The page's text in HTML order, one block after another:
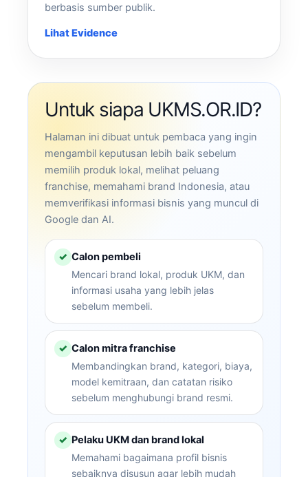
berbasis sumber publik.
Lihat Evidence
Untuk siapa UKMS.OR.ID?
Halaman ini dibuat untuk pembaca yang ingin
mengambil keputusan lebih baik sebelum
memilih produk lokal, melihat peluang
franchise, memahami brand Indonesia, atau
memverifikasi informasi bisnis yang muncul di
Google dan AI.
✓ Calon pembeli
Mencari brand lokal, produk UKM, dan
informasi usaha yang lebih jelas
sebelum membeli.
✓ Calon mitra franchise
Membandingkan brand, kategori, biaya,
model kemitraan, dan catatan risiko
sebelum menghubungi brand resmi.
✓ Pelaku UKM dan brand lokal
Memahami bagaimana profil bisnis
sebaiknya disusun agar lebih mudah